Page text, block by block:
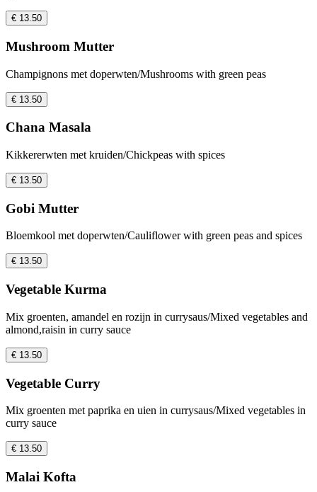
€ 13.50
Mushroom Mutter
Champignons met doperwten/Mushrooms with green peas
€ 13.50
Chana Masala
Kikkererwten met kruiden/Chickpeas with spices
€ 13.50
Gobi Mutter
Bloemkool met doperwten/Cauliflower with green peas and spices
€ 13.50
Vegetable Kurma
Mix groenten, amandel en rozijn in currysaus/Mixed vegetables and
almond,raisin in curry sauce
€ 13.50
Vegetable Curry
Mix groenten met paprika en uien in currysaus/Mixed vegetables in
curry sauce
€ 13.50
Malai Kofta